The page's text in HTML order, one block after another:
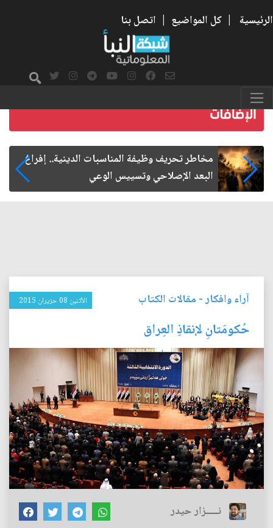
الرئيسية | كل المواضيع | اتصل بنا
زيارة الأربعين.. من الفاعلية المجتمعية إلى المواطنة
الفاعلة
آراء وافكار- مقالات الكتاب الأثنين 08 حزيران 2015
حُكومَتانِ لإنقاذِ العِراق
نـــــزار حيدر